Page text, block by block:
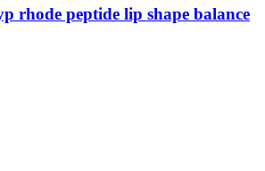
rhode peptide lip shape balance